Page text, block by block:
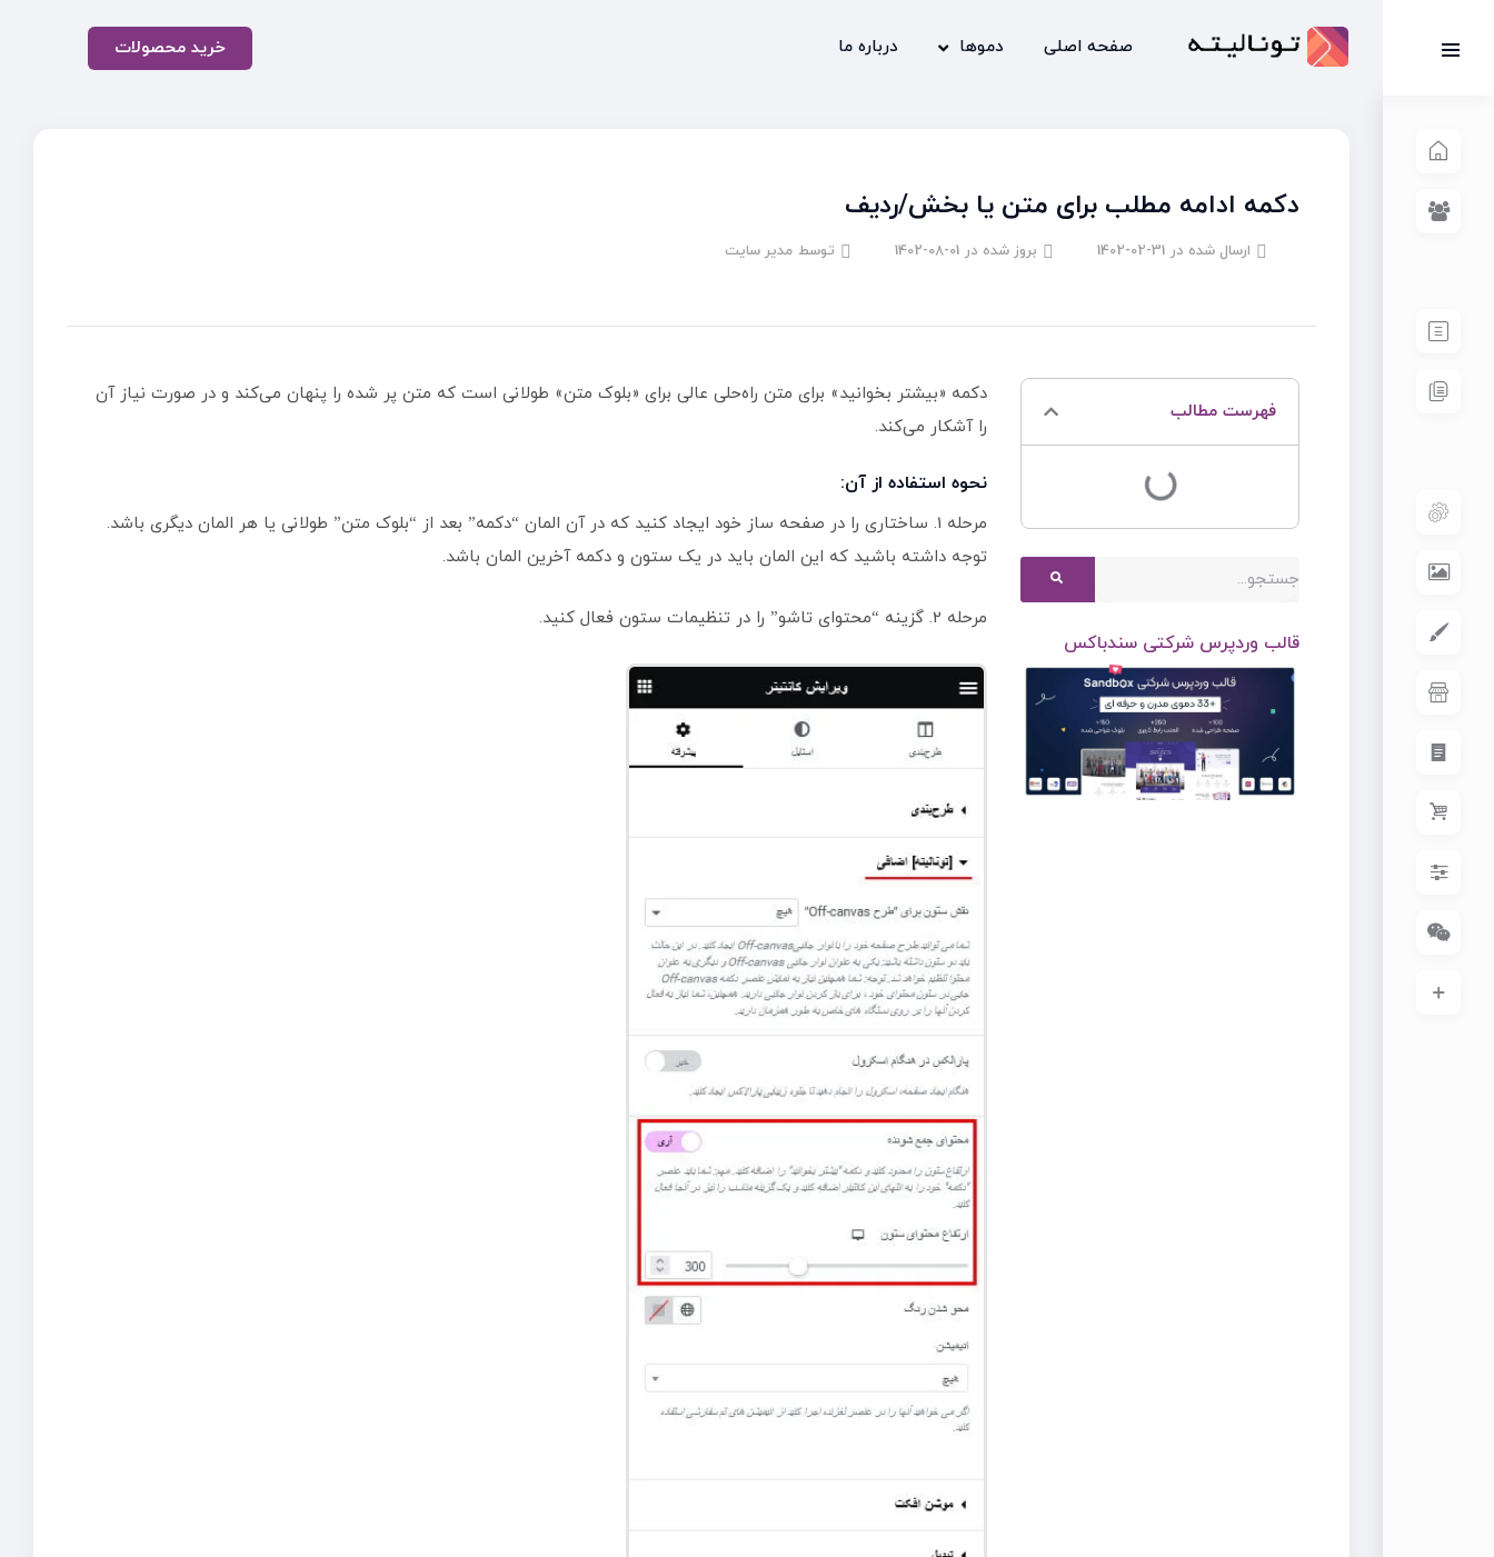
صفحه اصلی دموها درباره ما خرید محصولات
دکمه ادامه مطلب برای متن یا بخش/ردیف
ارسال شده در 1402-02-31 بروز شده در 1402-08-01 توسط مدیر سایت
فهرست مطالب
قالب وردپرس شرکتی سندباکس
دکمه «بیشتر بخوانید» برای متن راه‌حلی عالی برای «بلوک متن» طولانی است که متن پر شده را پنهان می‌کند و در صورت نیاز آن
را آشکار می‌کند.
نحوه استفاده از آن:
مرحله 1. ساختاری را در صفحه ساز خود ایجاد کنید که در آن المان “دکمه” بعد از “بلوک متن” طولانی یا هر المان دیگری باشد.
توجه داشته باشید که این المان باید در یک ستون و دکمه آخرین المان باشد.
مرحله 2. گزینه “محتوای تاشو” را در تنظیمات ستون فعال کنید.